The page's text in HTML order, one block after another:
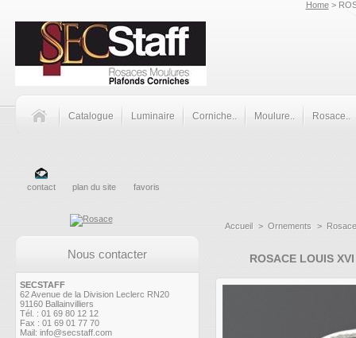
Home>
Catalogue Luminaire Corniche.. Moulure.. Rosace..
contact plan du site favoris
Nous contacter
SECSTAFF
62 Avenue de la Division Leclerc RN20
91160 Ballainvilliers
Tél. : 01 69 80 12 12
Fax : 01 69 01 77 70
Mail: info@secstaff.com
Accueil > Ornements >
ROSACE LOUIS